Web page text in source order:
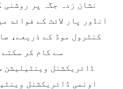
نشان زدہ جگہ پر روشنی
سے کام کر سکتے
ڈائریکشنل وینٹیلیشن
اونمی ڈائریکشنل